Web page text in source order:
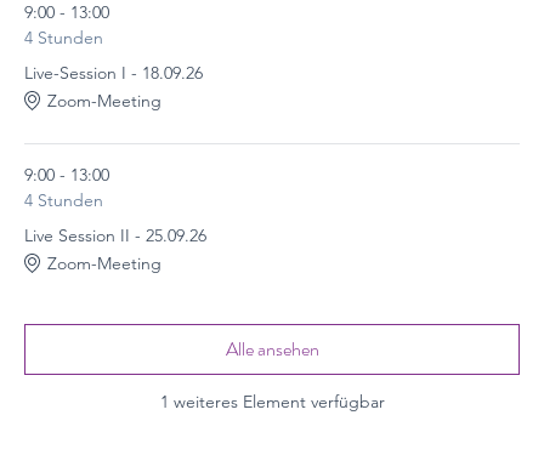
9:00 - 13:00
4 Stunden
Live-Session I - 18.09.26
Zoom-Meeting
9:00 - 13:00
4 Stunden
Live Session II - 25.09.26
Zoom-Meeting
1 weiteres Element verfügbar
Alle ansehen